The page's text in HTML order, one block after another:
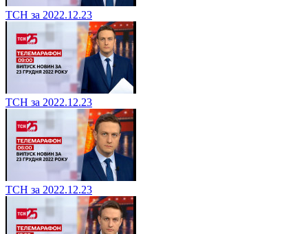
ТСН за 2022.12.23
ТСН за 2022.12.23
ТСН за 2022.12.23